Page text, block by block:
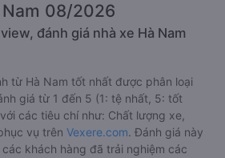
08/2026
đánh giá nhà xe Hà Nam
từ Hà Nam tốt nhất được phân loại
giá từ 1 đến 5 (1: tệ nhất, 5: tốt
các tiêu chí như: Chất lượng xe,
vụ trên Vexere.com. Đánh giá này
khách hàng đã trải nghiệm các